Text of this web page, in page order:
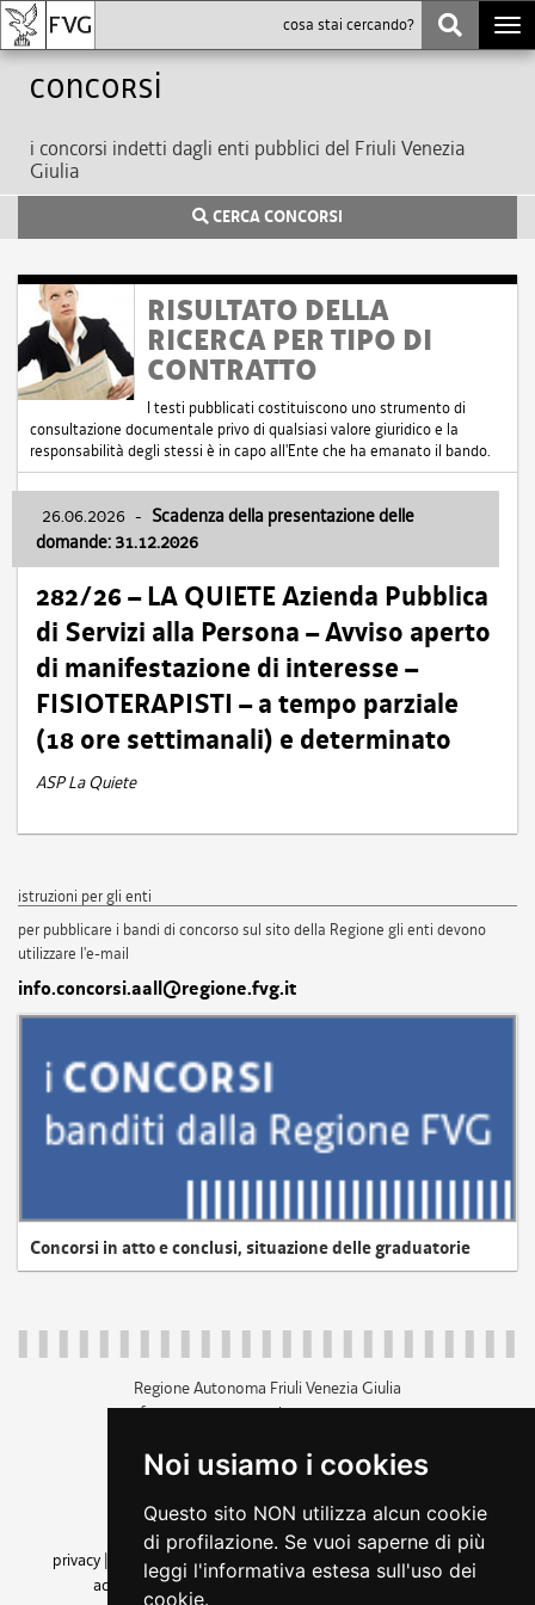
Noi usiamo i cookies
Questo sito NON utilizza alcun cookie
di profilazione. Se vuoi saperne di più
leggi l'informativa estesa sull'uso dei
cookie.
Concorsi
i concorsi indetti dagli enti pubblici del Friuli Venezia
Giulia
CERCA CONCORSI
RISULTATO DELLA
RICERCA PER TIPO DI
CONTRATTO
I testi pubblicati costituiscono uno strumento di
consultazione documentale privo di qualsiasi valore giuridico e la
responsabilità degli stessi è in capo all'Ente che ha emanato il bando.
26.06.2026 - Scadenza della presentazione delle
domande: 31.12.2026
282/26 – LA QUIETE Azienda Pubblica
di Servizi alla Persona – Avviso aperto
di manifestazione di interesse –
FISIOTERAPISTI – a tempo parziale
(18 ore settimanali) e determinato
ASP La Quiete
istruzioni per gli enti
per pubblicare i bandi di concorso sul sito della Regione gli enti devono
utilizzare l'e-mail
info.concorsi.aall@regione.fvg.it
Concorsi in atto e conclusi, situazione delle graduatorie
Regione Autonoma Friuli Venezia Giulia
c.f. 80014930327; p.iva 00526040324
+39 040 3771111
amministrazione trasparente
privacy
cookie |note legali accessibilità
dichiarazione di
accessibilità| feedback cambio preferenze cookie